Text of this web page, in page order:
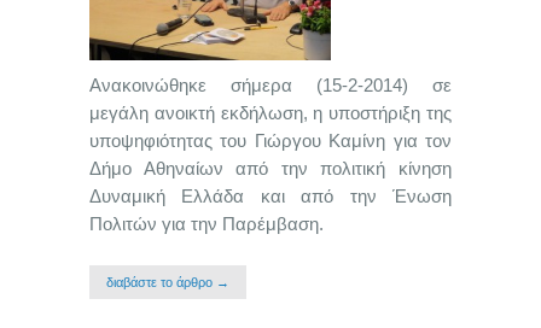
Ανακοινώθηκε σήμερα (15-2-2014) σε
μεγάλη ανοικτή εκδήλωση, η υποστήριξη της
υποψηφιότητας του Γιώργου Καμίνη για τον
Δήμο Αθηναίων από την πολιτική κίνηση
Δυναμική Ελλάδα και από την Ένωση
Πολιτών για την Παρέμβαση.
διαβάστε το άρθρο →